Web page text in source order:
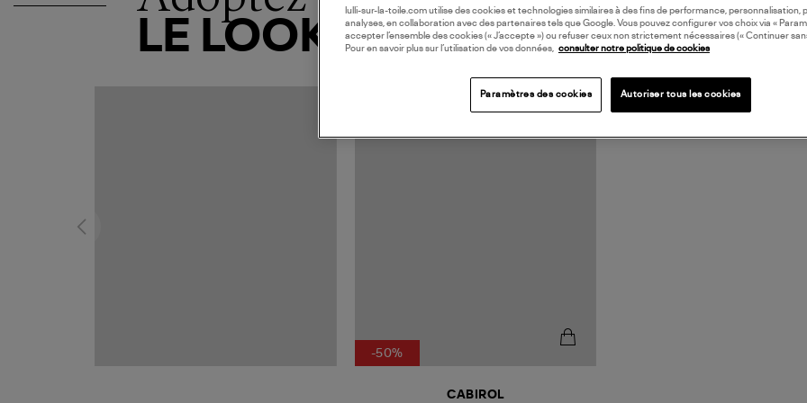
LE LOOK
-50%
CABIROL
lulli-sur-la-toile.com utilise des cookies et technologies similaires à des fins de performance, personnalisation,
analyses, en collaboration avec des partenaires tels que Google. Vous pouvez configurer vos choix via «
accepter l’ensemble des cookies (« J’accepte ») ou refuser ceux non strictement nécessaires (« Continuer
Pour en savoir plus sur l’utilisation de vos données, consulter notre politique de cookies
Paramètres des cookies Autoriser tous les cookies